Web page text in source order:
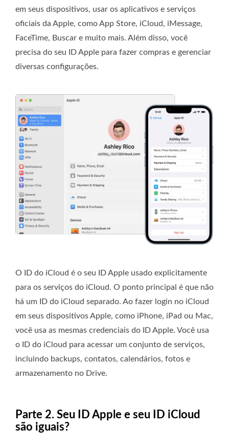
em seus dispositivos, usar os aplicativos e serviços
oficiais da Apple, como App Store, iCloud, iMessage,
FaceTime, Buscar e muito mais. Além disso, você
precisa do seu ID Apple para fazer compras e gerenciar
diversas configurações.
O ID do iCloud é o seu ID Apple usado explicitamente
para os serviços do iCloud. O ponto principal é que não
há um ID do iCloud separado. Ao fazer login no iCloud
em seus dispositivos Apple, como iPhone, iPad ou Mac,
você usa as mesmas credenciais do ID Apple. Você usa
o ID do iCloud para acessar um conjunto de serviços,
incluindo backups, contatos, calendários, fotos e
armazenamento no Drive.
Parte 2. Seu ID Apple e seu ID iCloud
são iguais?